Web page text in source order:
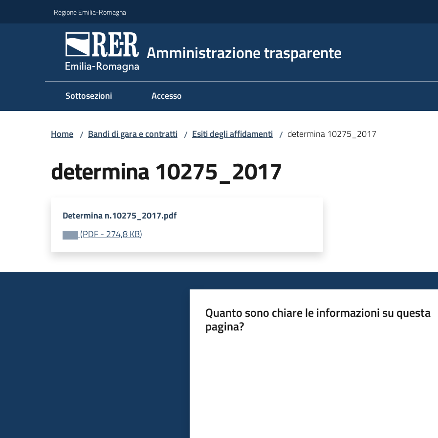
Regione Emilia-Romagna
Amministrazione trasparente
Sottosezioni Accesso
Home / Bandi di gara e contratti / Esiti degli affidamenti / determina 10275_2017
determina 10275_2017
Determina n.10275_2017.pdf
(PDF- 274,8 KB)
Quanto sono chiare le informazioni su questa
pagina?